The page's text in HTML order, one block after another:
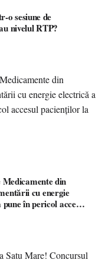
o sesiune de
nivelul RTP?
din
cu energie
în pericol accesul